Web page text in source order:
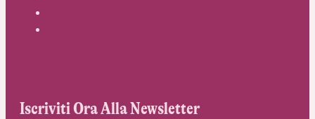
Iscriviti Ora Alla Newsletter